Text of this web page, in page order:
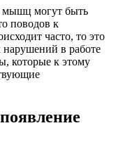
мышц могут быть
поводов к
часто, то это
нарушений в работе
которые к этому